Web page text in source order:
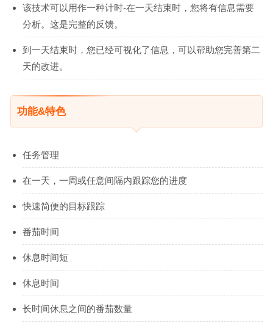
该技术可以用作一种计时-在一天结束时，您将有信息需要
分析。这是完整的反馈。
到一天结束时，您已经可视化了信息，可以帮助您完善第二
天的改进。
功能&特色
任务管理
在一天，一周或任意间隔内跟踪您的进度
快速简便的目标跟踪
番茄时间
休息时间短
休息时间
长时间休息之间的番茄数量